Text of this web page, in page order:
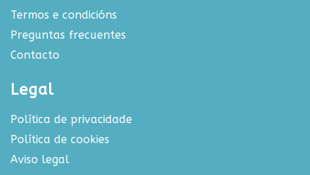
Termos e condicións
Preguntas frecuentes
Contacto
Legal
Política de privacidade
Política de cookies
Aviso legal